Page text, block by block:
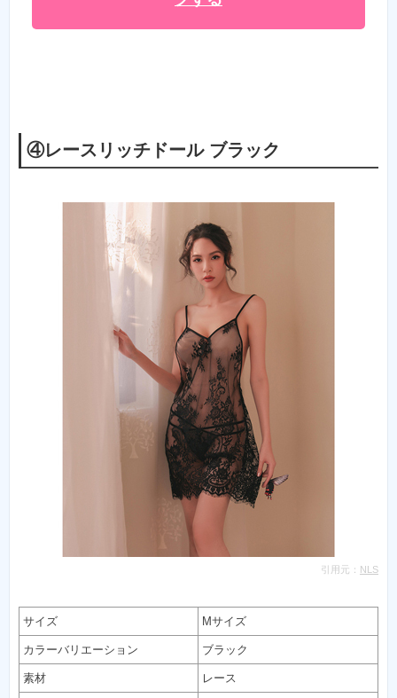
④レースリッチドール ブラック
引用元： NLS
サイズ Mサイズ
カラーバリエーション ブラック
素材 レース